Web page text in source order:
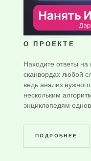
О ПРОЕКТЕ
Находите ответы на
сканвордах любой
ведь анализ
нескольким
энциклопедям
ПОДРОБНЕЕ